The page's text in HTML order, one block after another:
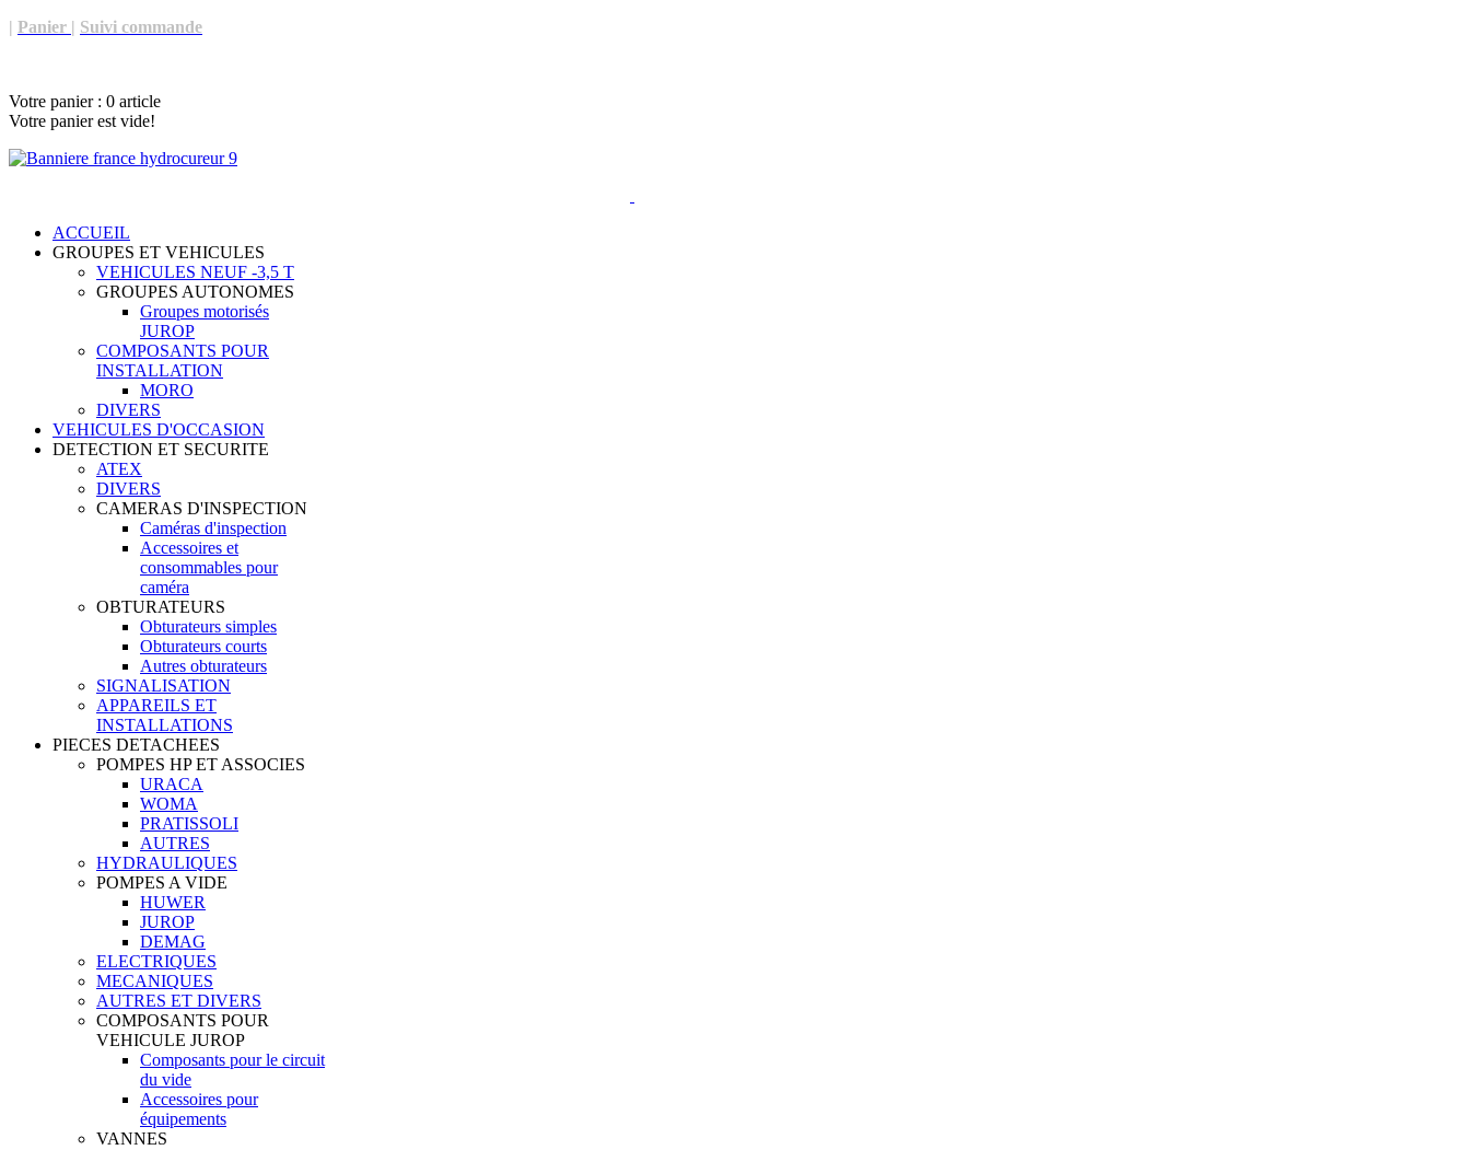
| Panier | Suivi commande
Votre panier : 0 article
Votre panier est vide!
ACCUEIL
GROUPES ET VEHICULES
VEHICULES NEUF -3,5 T
GROUPES AUTONOMES
Groupes motorisés
JUROP
COMPOSANTS POUR
INSTALLATION
MORO
DIVERS
VEHICULES D'OCCASION
DETECTION ET SECURITE
ATEX
DIVERS
CAMERAS D'INSPECTION
Caméras d'inspection
Accessoires et
consommables pour
caméra
OBTURATEURS
Obturateurs simples
Obturateurs courts
Autres obturateurs
SIGNALISATION
APPAREILS ET
INSTALLATIONS
PIECES DETACHEES
POMPES HP ET ASSOCIES
URACA
WOMA
PRATISSOLI
AUTRES
HYDRAULIQUES
POMPES A VIDE
HUWER
JUROP
DEMAG
ELECTRIQUES
MECANIQUES
AUTRES ET DIVERS
COMPOSANTS POUR
VEHICULE JUROP
Composants pour le circuit
du vide
Accessoires pour
équipements
VANNES